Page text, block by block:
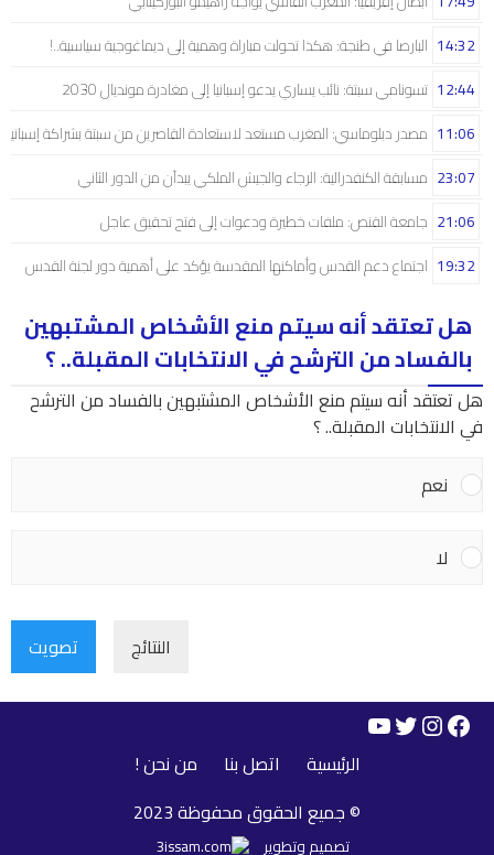
البارصا في طنجة: هكذا تحولت مباراة وهمية إلى ديماغوجية سياسية..! 14:32
تسونامي سبتة: نائب يساري يدعو إسبانيا إلى مغادرة مونديال 2030 12:44
مصدر دبلوماسي: المغرب مستعد لاستعادة القاصرين من سبتة بشراكة إسبانية 11:06
مسابقة الكنفدرالية: الرجاء والجيش الملكي يبدآن من الدور الثاني 23:07
جامعة القنص: ملفات خطيرة ودعوات إلى فتح تحقيق عاجل 21:06
اجتماع دعم القدس وأماكنها المقدسة يؤكد على أهمية دور لجنة القدس 19:32
هل تعتقد أنه سيتم منع الأشخاص المشتبهين
بالفساد من الترشح في الانتخابات المقبلة.. ؟
هل تعتقد أنه سيتم منع الأشخاص المشتبهين بالفساد من الترشح
في الانتخابات المقبلة.. ؟
نعم
لا
النتائج تصويت
Facebook
Instagram
Twitter
YouTube
الرئيسية اتصل بنا
من نحن !
© جميع الحقوق محفوظة 2023
تصميم وتطوير